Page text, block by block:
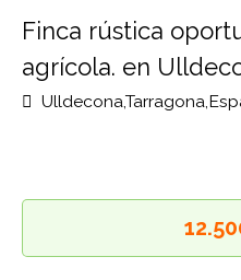
Solares ? ,Urbanizables
Finca rústica